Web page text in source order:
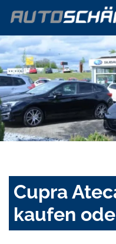
Cupra
kaufen